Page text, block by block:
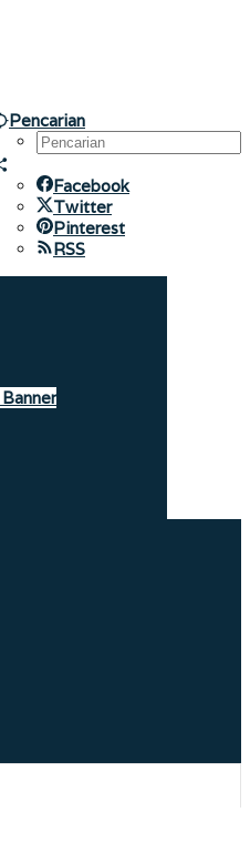
Pencarian
Facebook
Twitter
Pinterest
RSS